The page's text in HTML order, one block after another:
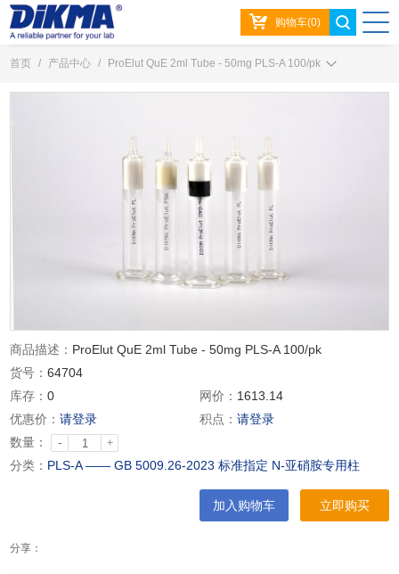
购物车(0)
首页 / 产品中心 / ProElut QuE 2ml Tube - 50mg PLS-A 100/pk
商品描述： ProElut QuE 2ml Tube - 50mg PLS-A 100/pk
货号：64704
库存：0 网价： 1613.14
优惠价：请登录 积点： 请登录
数量：
- +
分类： PLS-A —— GB 5009.26-2023 标准指定 N-亚硝胺专用柱
加入购物车 立即购买
分享：